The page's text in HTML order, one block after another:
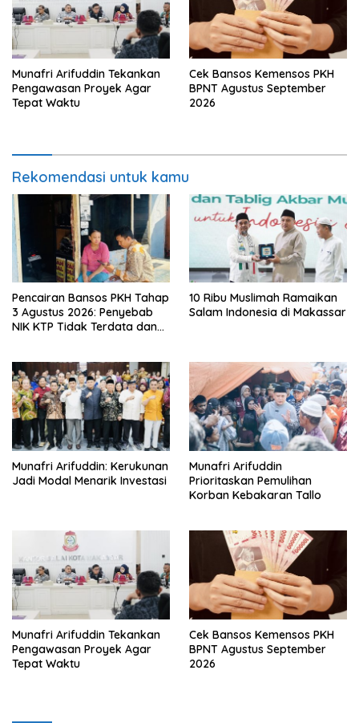
Munafri Arifuddin Tekankan
Pengawasan Proyek Agar
Tepat Waktu
Cek Bansos Kemensos PKH
BPNT Agustus September
2026
Rekomendasi untuk kamu
Pencairan Bansos PKH Tahap
3 Agustus 2026: Penyebab
NIK KTP Tidak Terdata dan
10 Ribu Muslimah Ramaikan
Salam Indonesia di Makassar
Munafri Arifuddin: Kerukunan
Jadi Modal Menarik Investasi
Munafri Arifuddin
Prioritaskan Pemulihan
Korban Kebakaran Tallo
Munafri Arifuddin Tekankan
Pengawasan Proyek Agar
Tepat Waktu
Cek Bansos Kemensos PKH
BPNT Agustus September
2026